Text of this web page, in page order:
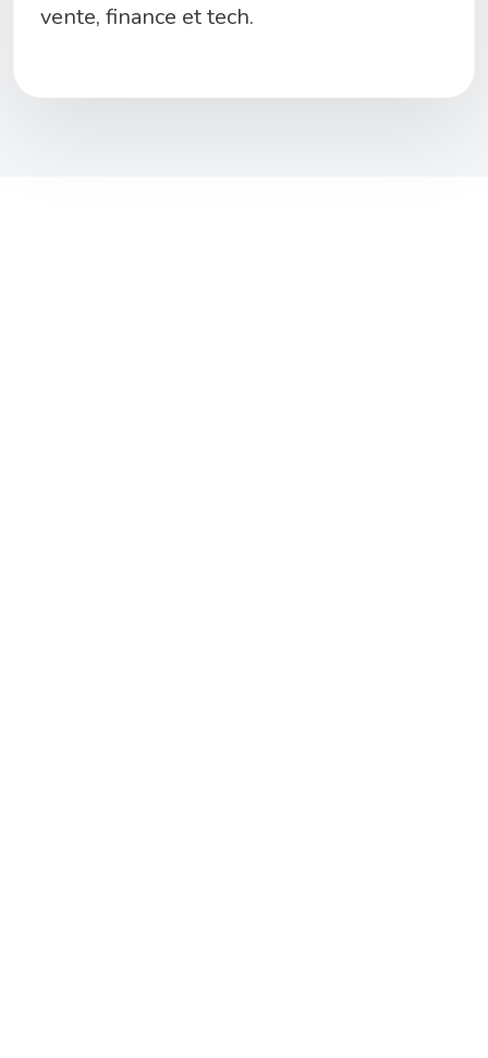
vente, finance et tech.